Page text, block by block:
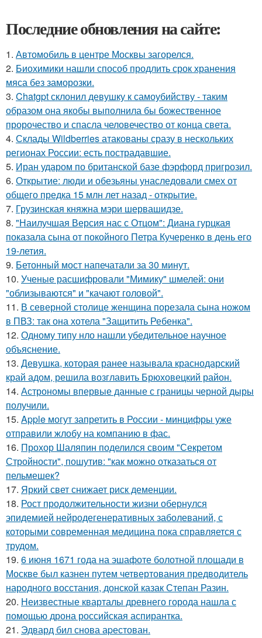
Последние обновления на сайте:
1. Автомобиль в центре Москвы загорелся.
2. Биохимики нашли способ продлить срок хранения
мяса без заморозки.
3. Chatgpt склонил девушку к самоубийству - таким
образом она якобы выполнила бы божественное
пророчество и спасла человечество от конца света.
4. Склады Wildberries атакованы сразу в нескольких
регионах России: есть пострадавшие.
5. Иран ударом по британской базе фэрфорд пригрозил.
6. Открытие: люди и обезьяны унаследовали смех от
общего предка 15 млн лет назад - открытие.
7. Грузинская княжна мэри шервашидзе.
8. "Наилучшая Версия нас с Отцом": Диана гурцкая
показала сына от покойного Петра Кучеренко в день его
19-летия.
9. Бетонный мост напечатали за 30 минут.
10. Ученые расшифровали "Мимику" шмелей: они
"облизываются" и "качают головой".
11. В северной столице женщина порезала сына ножом
в ПВЗ: так она хотела "Защитить Ребенка".
12. Одному типу нло нашли убедительное научное
объяснение.
13. Девушка, которая ранее называла краснодарский
край адом, решила возглавить Брюховецкий район.
14. Астрономы впервые данные с границы черной дыры
получили.
15. Apple могут запретить в России - минцифры уже
отправили жлобу на компанию в фас.
16. Прохор Шаляпин поделился своим "Секретом
Стройности", пошутив: "как можно отказаться от
пельмешек?
17. Яркий свет снижает риск деменции.
18. Рост продолжительности жизни обернулся
эпидемией нейродегенеративных заболеваний, с
которыми современная медицина пока справляется с
трудом.
19. 6 июня 1671 года на эшафоте болотной площади в
Москве был казнен путем четвертования предводитель
народного восстания, донской казак Степан Разин.
20. Неизвестные кварталы древнего города нашла с
помощью дрона российская аспирантка.
21. Эдвард бил снова аpестован.